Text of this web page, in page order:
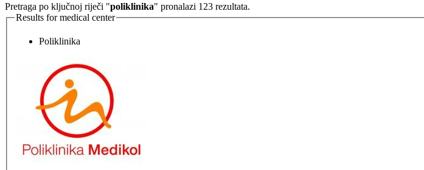
Pretraga po ključnoj riječi "poliklinika" pronalazi 123 rezultata.
Results for medical center
Poliklinika